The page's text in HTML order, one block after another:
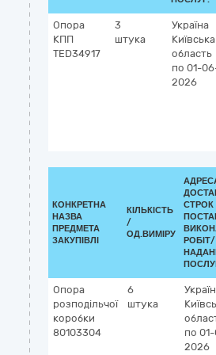
Опора
КПП
TED34917
3
штука
Україна
Київська
область
по 01-
2026
КОНКРЕТНА
НАЗВА
ПРЕДМЕТА
ЗАКУПІВЛІ
КІЛЬКІСТЬ
/
ОД.ВИМІРУ
СТРОК
РОБІТ/
Опора
розподільчої
коробки
80103304
6
штука
по
2026